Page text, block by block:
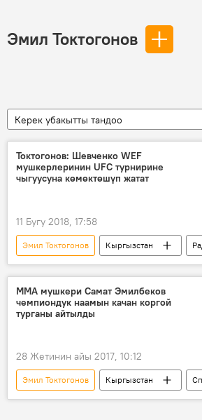
Эмил Токтогонов
Керек убакытты тандоо
Токтогонов: Шевченко WEF
мушкерлеринин UFC турнирине
чыгуусуна көмөктөшүп жатат
11 Бугу 2018, 17:58
Эмил Токтогонов Кыргызстан
Спорт
Валентина Шевченко
ММА мушкери Самат Эмилбеков
чемпиондук наамын качан коргой
турганы айтылды
28 Жетинин айы 2017, 10:12
Эмил Токтогонов Кыргызстан
Жаңылыктар
Самат Эмилбеков